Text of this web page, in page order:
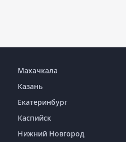
Махачкала
Казань
Екатеринбург
Каспийск
Нижний Новгород